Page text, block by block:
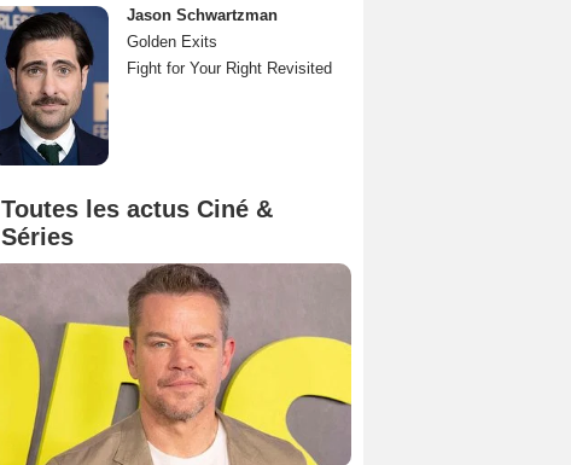
Jason Schwartzman
Golden Exits
Fight for Your Right Revisited
Toutes les actus Ciné &
Séries